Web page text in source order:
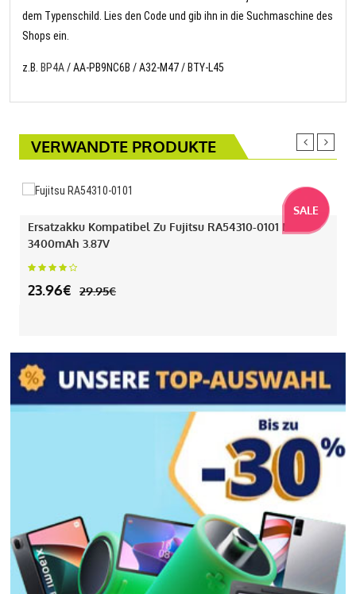
dem Typenschild. Lies den Code und gib ihn in die Suchmaschine des
Shops ein.
z.B. BP4A/ AA-PB9NC6B / A32-M47 / BTY-L45
VERWANDTE PRODUKTE
SALE
Ersatzakku Kompatibel Zu Fujitsu RA54310-0101 Mit
3400mAh 3.87V
23.96€ 29.95€